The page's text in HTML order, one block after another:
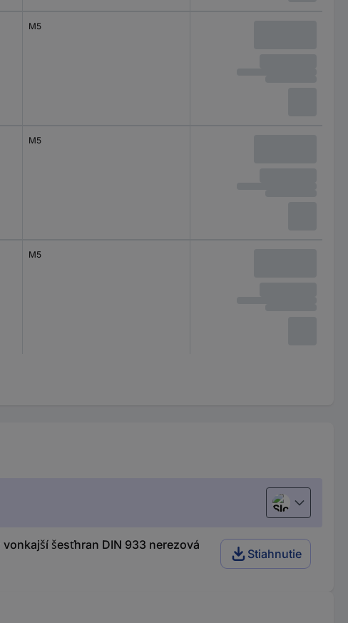
M5
M5
M5
Slovenčina
šesťhran DIN 933 nerezová
Stiahnutie